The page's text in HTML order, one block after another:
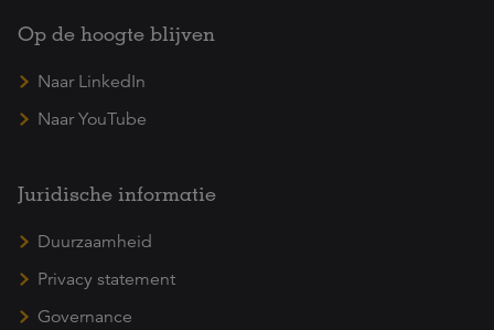
Op de hoogte blijven
Naar LinkedIn
Naar YouTube
Juridische informatie
Duurzaamheid
Privacy statement
Governance